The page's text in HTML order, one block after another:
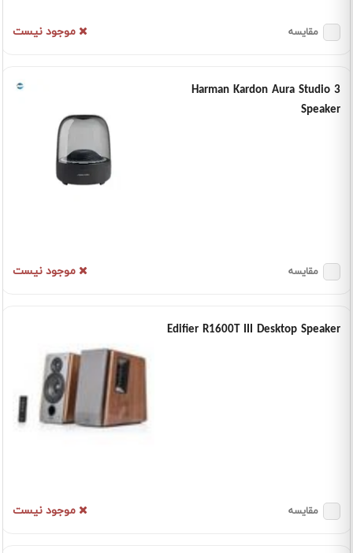
موجود نیست مقایسه
Harman Kardon Aura Studio 3
Speaker
موجود نیست مقایسه
Edifier R1600T III Desktop Speaker
موجود نیست مقایسه